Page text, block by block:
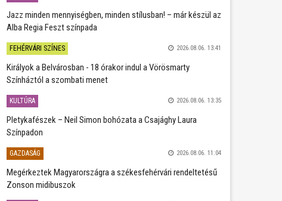
Jazz minden mennyiségben, minden stílusban! – már készül az
Alba Regia Feszt színpada
FEHÉRVÁRI SZÍNES 2026.08.06. 13:41
Királyok a Belvárosban - 18 órakor indul a Vörösmarty
Színháztól a szombati menet
KULTÚRA 2026.08.06. 13:35
Pletykafészek – Neil Simon bohózata a Csajághy Laura
Színpadon
GAZDASÁG 2026.08.06. 11:04
Megérkeztek Magyarországra a székesfehérvári rendeltetésű
Zonson midibuszok